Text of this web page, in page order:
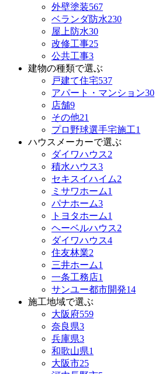
外壁塗装567
ベランダ防水230
屋上防水30
改修工事25
公共工事3
建物の種類で選ぶ
戸建て住宅537
アパート・マンション30
店舗9
その他21
プロ野球選手宅施工1
ハウスメーカーで選ぶ
ダイワハウス2
積水ハウス3
セキスイハイム2
ミサワホーム1
パナホーム3
トヨタホーム1
ヘーベルハウス2
ダイワハウス4
住友林業2
三井ホーム1
一条工務店1
サンユー都市開発14
施工地域で選ぶ
大阪府559
奈良県3
兵庫県3
和歌山県1
大阪市25